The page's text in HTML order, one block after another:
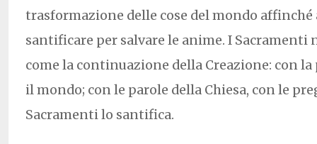
trasformazione delle cose del mondo affinché
santificare per salvare le anime. I Sacramenti
come la continuazione della Creazione: con la
il mondo; con le parole della Chiesa, con le
Sacramenti lo santifica.